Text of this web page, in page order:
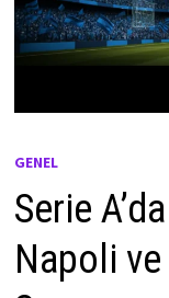
GENEL
Serie
Napoli ve